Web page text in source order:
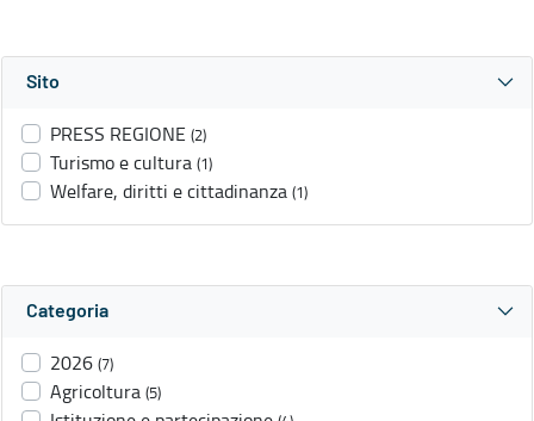
Sito
PRESS REGIONE (2)
Turismo e cultura (1)
Welfare, diritti e cittadinanza (1)
Categoria
2026 (7)
Agricoltura (5)